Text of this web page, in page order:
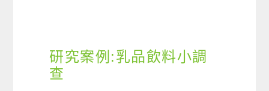
研究案例:乳品飲料小調
查